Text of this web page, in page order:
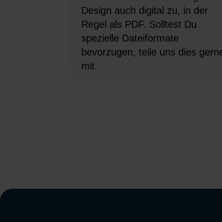
Design auch digital zu, in der
Regel als PDF. Solltest Du
spezielle Dateiformate
bevorzugen, teile uns dies
mit.